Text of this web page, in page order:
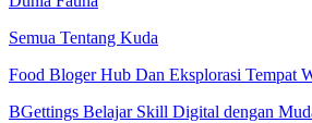
Semua Tentang Kuda
Food Bloger Hub Dan Eksplorasi Tempat
BGettings Belajar Skill Digital dengan